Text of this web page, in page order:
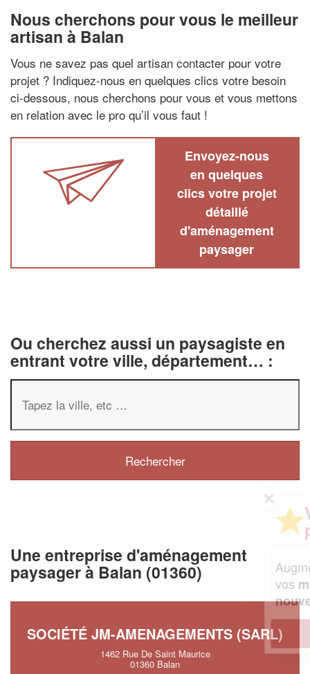
Nous cherchons pour vous le meilleur
artisan à Balan
Vous ne savez pas quel artisan contacter pour votre
projet ? Indiquez-nous en quelques clics votre besoin
ci-dessous, nous cherchons pour vous et vous mettons
en relation avec le pro qu’il vous faut !
Envoyez-nous
en quelques
clics votre projet
détaillé
d'aménagement
paysager
Ou cherchez aussi un paysagiste en
entrant votre ville, département… :
Une entreprise d'aménagement
paysager à Balan (01360)
SOCIÉTÉ JM-AMENAGEMENTS (SARL)
1462 Rue De Saint Maurice
01360 Balan
Augmentez votrechiffre d'affaireset
vosmargestout en gagnant de
nouveaux clients!
En savoir plus